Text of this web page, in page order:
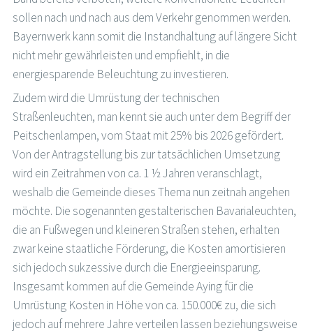
sollen nach und nach aus dem Verkehr genommen werden.
Bayernwerk kann somit die Instandhaltung auf längere Sicht
nicht mehr gewährleisten und empfiehlt, in die
energiesparende Beleuchtung zu investieren.
Zudem wird die Umrüstung der technischen
Straßenleuchten, man kennt sie auch unter dem Begriff der
Peitschenlampen, vom Staat mit 25% bis 2026 gefördert.
Von der Antragstellung bis zur tatsächlichen Umsetzung
wird ein Zeitrahmen von ca. 1 ½ Jahren veranschlagt,
weshalb die Gemeinde dieses Thema nun zeitnah angehen
möchte. Die sogenannten gestalterischen Bavarialeuchten,
die an Fußwegen und kleineren Straßen stehen, erhalten
zwar keine staatliche Förderung, die Kosten amortisieren
sich jedoch sukzessive durch die Energieeinsparung.
Insgesamt kommen auf die Gemeinde Aying für die
Umrüstung Kosten in Höhe von ca. 150.000€ zu, die sich
jedoch auf mehrere Jahre verteilen lassen beziehungsweise